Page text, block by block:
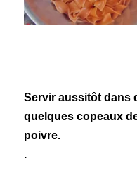
Servir aussitôt dans
quelques copeaux
poivre.
.